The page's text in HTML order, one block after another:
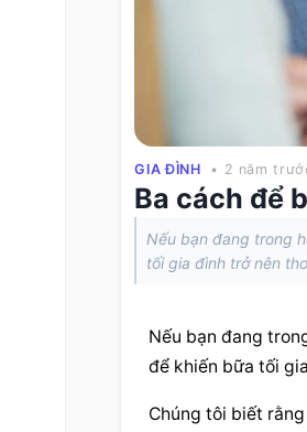
GIA ĐÌNH • 2 năm
Ba cách để
Nếu bạn đang trong
tối gia đình trở nên
Nếu bạn đang
để khiến bữa tối
Chúng tôi biết